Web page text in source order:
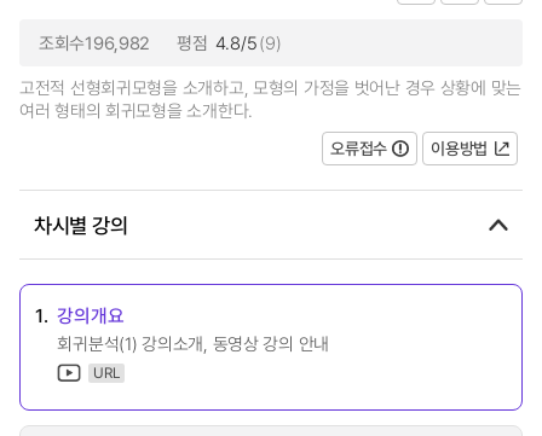
조회수196,982 평점 4.8/5(9)
고전적 선형회귀모형을 소개하고, 모형의 가정을 벗어난 경우 상황에 맞는
여러 형태의 회귀모형을 소개한다.
오류접수
이용방법
차시별 강의
1. 강의개요
회귀분석(1) 강의소개, 동영상 강의 안내
URL